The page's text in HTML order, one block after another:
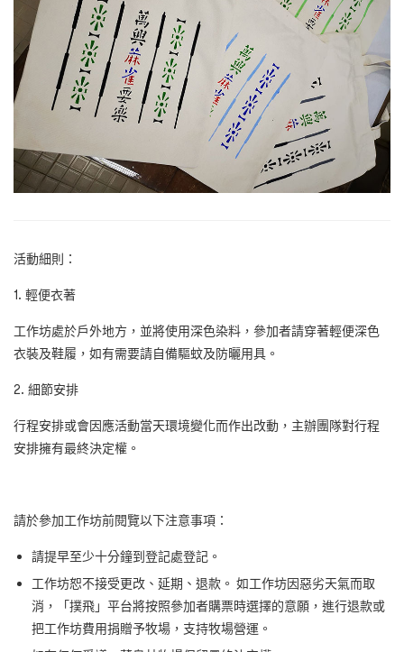
活動細則：
1. 輕便衣著
工作坊處於戶外地方，並將使用深色染料，參加者請穿著輕便深色
衣裝及鞋履，如有需要請自備驅蚊及防曬用具。
2. 細節安排
行程安排或會因應活動當天環境變化而作出改動，主辦團隊對行程
安排擁有最終決定權。
請於參加工作坊前閱覽以下注意事項：
請提早至少十分鐘到登記處登記。
工作坊恕不接受更改、延期、退款。 如工作坊因惡劣天氣而取
消，「撲飛」平台將按照參加者購票時選擇的意願，進行退款或
把工作坊費用捐贈予牧場，支持牧場營運。